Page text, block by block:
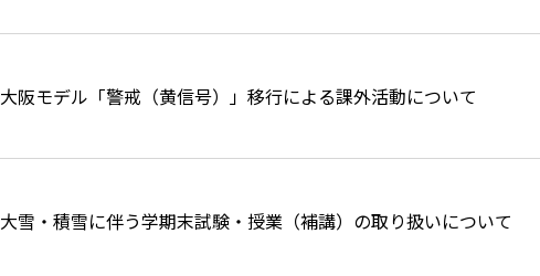
大阪モデル「警戒（黄信号）」移行による課外活動について
大雪・積雪に伴う学期末試験・授業（補講）の取り扱いについて